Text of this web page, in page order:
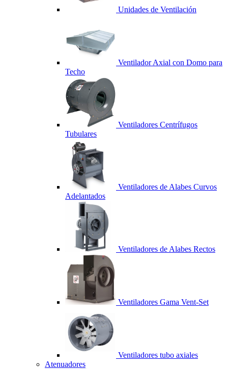
Unidades de Ventilación
Ventilador Axial con Domo para
Techo
Ventiladores Centrífugos
Tubulares
Ventiladores de Alabes Curvos
Adelantados
Ventiladores de Alabes Rectos
Ventiladores Gama Vent-Set
Ventiladores tubo axiales
Atenuadores